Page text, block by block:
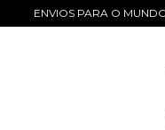
ENVIOS PARA O